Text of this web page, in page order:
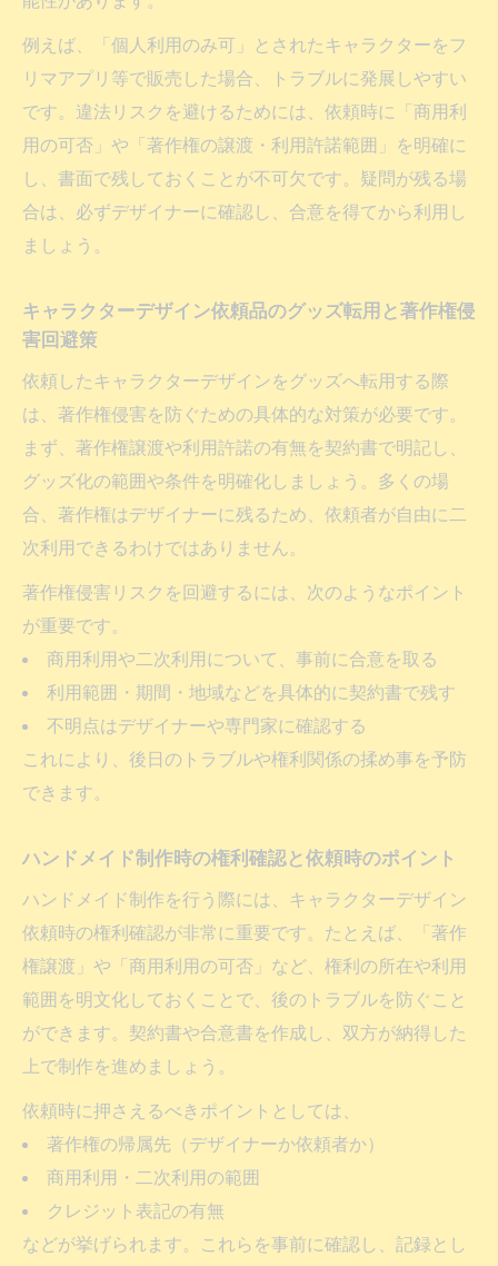
例えば、「個人利用のみ可」とされたキャラクターをフ
リマアプリ等で販売した場合、トラブルに発展しやすい
です。違法リスクを避けるためには、依頼時に「商用利
用の可否」や「著作権の譲渡・利用許諾範囲」を明確に
し、書面で残しておくことが不可欠です。疑問が残る場
合は、必ずデザイナーに確認し、合意を得てから利用し
ましょう。
キャラクターデザイン依頼品のグッズ転用と著作権侵
害回避策
依頼したキャラクターデザインをグッズへ転用する際
は、著作権侵害を防ぐための具体的な対策が必要です。
まず、著作権譲渡や利用許諾の有無を契約書で明記し、
グッズ化の範囲や条件を明確化しましょう。多くの場
合、著作権はデザイナーに残るため、依頼者が自由に二
次利用できるわけではありません。
著作権侵害リスクを回避するには、次のようなポイント
が重要です。
商用利用や二次利用について、事前に合意を取る
利用範囲・期間・地域などを具体的に契約書で残す
不明点はデザイナーや専門家に確認する
これにより、後日のトラブルや権利関係の揉め事を予防
できます。
ハンドメイド制作時の権利確認と依頼時のポイント
ハンドメイド制作を行う際には、キャラクターデザイン
依頼時の権利確認が非常に重要です。たとえば、「著作
権譲渡」や「商用利用の可否」など、権利の所在や利用
範囲を明文化しておくことで、後のトラブルを防ぐこと
ができます。契約書や合意書を作成し、双方が納得した
上で制作を進めましょう。
依頼時に押さえるべきポイントとしては、
著作権の帰属先（デザイナーか依頼者か）
商用利用・二次利用の範囲
クレジット表記の有無
などが挙げられます。これらを事前に確認し、記録とし